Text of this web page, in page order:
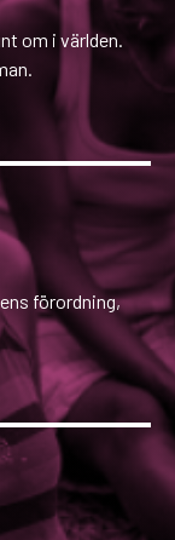
om i världen.
förordning,